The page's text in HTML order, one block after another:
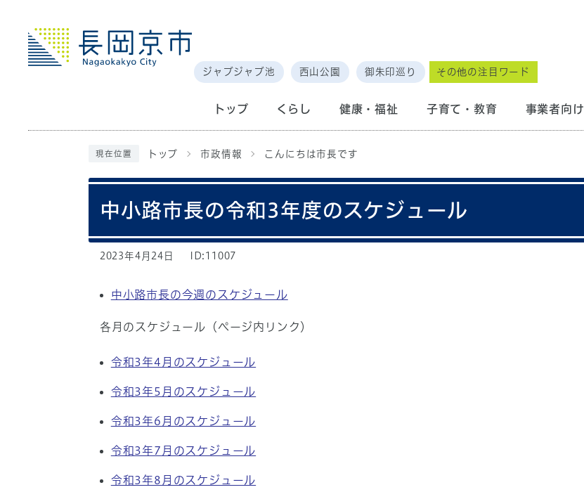
ジャブジャブ池 西山公園 御朱印巡り その他の注目ワード
トップ くらし 健康・福祉 子育て・教育 事業者向け
現在位置 トップ 市政情報 こんにちは市長です
中小路市長の令和3年度のスケジュール
2023年4月24日 ID:11007
中小路市長の今週のスケジュール
各月のスケジュール（ページ内リンク）
令和3年4月のスケジュール
令和3年5月のスケジュール
令和3年6月のスケジュール
令和3年7月のスケジュール
令和3年8月のスケジュール